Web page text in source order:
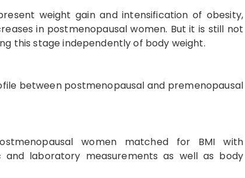
weight gain and intensification of obesity,
in postmenopausal women. But it is still not
this stage independently of body weight.
between postmenopausal and premenopausal
women matched for BMI with
laboratory measurements as well as body